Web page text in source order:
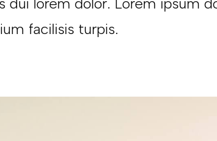
facilisis turpis.